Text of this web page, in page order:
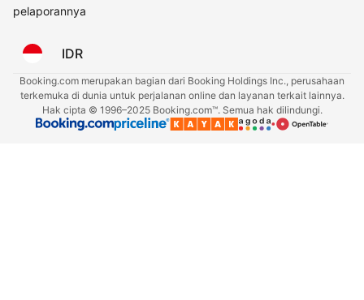
pelaporannya
IDR
Booking.com merupakan bagian dari Booking Holdings Inc., perusahaan
terkemuka di dunia untuk perjalanan online dan layanan terkait lainnya.
Hak cipta © 1996–2025 Booking.com™. Semua hak dilindungi.